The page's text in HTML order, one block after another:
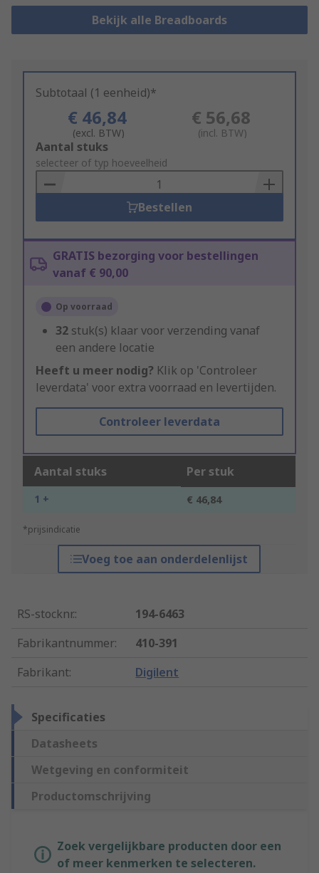
Bekijk alle Breadboards
Subtotaal (1 eenheid)*
€ 46,84
(excl. BTW)
€ 56,68
(incl. BTW)
Add
to
Basket
Aantal stuks
selecteer of typ hoeveelheid
Bestellen
GRATIS bezorging voor bestellingen
vanaf € 90,00
Op voorraad
32 stuk(s) klaar voor verzending vanaf
een andere locatie
Heeft u meer nodig? Klik op 'Controleer
leverdata' voor extra voorraad en levertijden.
Controleer leverdata
Aantal stuks Per stuk
1 + € 46,84
*prijsindicatie
Voeg toe aan onderdelenlijst
RS-stocknr.:
194-6463
Fabrikantnummer:
410-391
Fabrikant: Digilent
Specificaties
Datasheets
Wetgeving en conformiteit
Productomschrijving
Zoek vergelijkbare producten door een
of meer kenmerken te selecteren.